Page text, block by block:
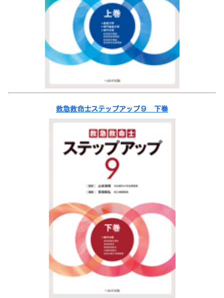
救急救命士ステップアップ９ 下巻